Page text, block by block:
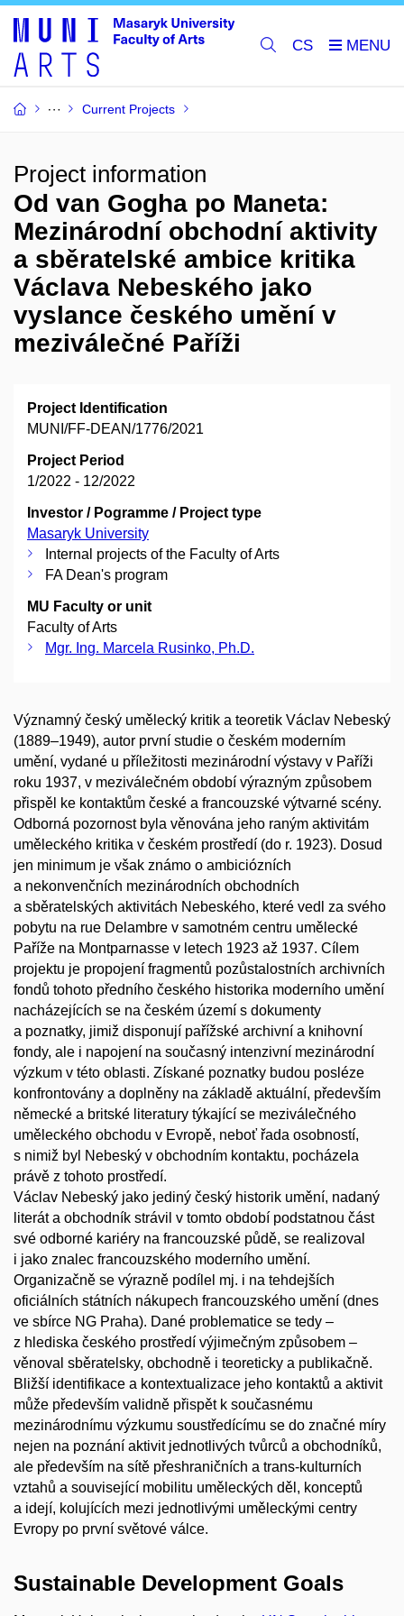
CS
Current Projects
Project information
Od van Gogha po Maneta:
Mezinárodní obchodní aktivity
a sběratelské ambice kritika
Václava Nebeského jako
vyslance českého umění v
meziválečné Paříži
Project Identification
MUNI/FF-DEAN/1776/2021
Project Period
1/2022 - 12/2022
Investor / Pogramme / Project type
Masaryk University
Internal projects of the Faculty of Arts
FA Dean's program
MU Faculty or unit
Faculty of Arts
Mgr. Ing. Marcela Rusinko, Ph.D.
Významný český umělecký kritik a teoretik Václav Nebeský
(1889–1949), autor první studie o českém moderním
umění, vydané u příležitosti mezinárodní výstavy v Paříži
roku 1937, v meziválečném období výrazným způsobem
přispěl ke kontaktům české a francouzské výtvarné scény.
Odborná pozornost byla věnována jeho raným aktivitám
uměleckého kritika v českém prostředí (do r. 1923). Dosud
jen minimum je však známo o ambiciózních
a nekonvenčních mezinárodních obchodních
a sběratelských aktivitách Nebeského, které vedl za svého
pobytu na rue Delambre v samotném centru umělecké
Paříže na Montparnasse v letech 1923 až 1937. Cílem
projektu je propojení fragmentů pozůstalostních archivních
fondů tohoto předního českého historika moderního umění
nacházejících se na českém území s dokumenty
a poznatky, jimiž disponují pařížské archivní a knihovní
fondy, ale i napojení na současný intenzivní mezinárodní
výzkum v této oblasti. Získané poznatky budou posléze
konfrontovány a doplněny na základě aktuální, především
německé a britské literatury týkající se meziválečného
uměleckého obchodu v Evropě, neboť řada osobností,
s nimiž byl Nebeský v obchodním kontaktu, pocházela
právě z tohoto prostředí.
Václav Nebeský jako jediný český historik umění, nadaný
literát a obchodník strávil v tomto období podstatnou část
své odborné kariéry na francouzské půdě, se realizoval
i jako znalec francouzského moderního umění.
Organizačně se výrazně podílel mj. i na tehdejších
oficiálních státních nákupech francouzského umění (dnes
ve sbírce NG Praha). Dané problematice se tedy –
z hlediska českého prostředí výjimečným způsobem –
věnoval sběratelsky, obchodně i teoreticky a publikačně.
Bližší identifikace a kontextualizace jeho kontaktů a aktivit
může především validně přispět k současnému
mezinárodnímu výzkumu soustředícímu se do značné míry
nejen na poznání aktivit jednotlivých tvůrců a obchodníků,
ale především na sítě přeshraničních a trans-kulturních
vztahů a související mobilitu uměleckých děl, konceptů
a idejí, kolujících mezi jednotlivými uměleckými centry
Evropy po první světové válce.
Sustainable Development Goals